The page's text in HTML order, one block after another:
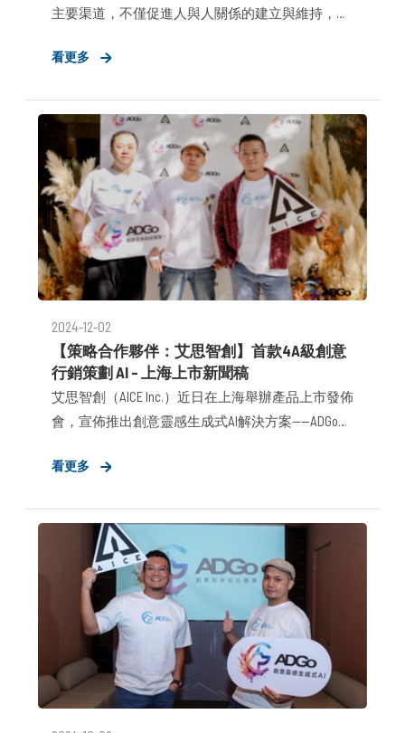
主要渠道，不僅促進人與人關係的建立與維持，對
道。 2025年，是《布爾喬亞公關顧問》邁向第二個
Protico的合作，持續面向未來並建立長遠發展的會
員體制、，打造一個廣受「布爾喬亞之友」青睞的
關鍵平台。
看更多
2024-12-02
【策略合作夥伴：艾思智創】首款4A級創意
行銷策劃 AI – 上海上市新聞稿
艾思智創（AICE Inc.）近日在上海舉辦產品上市發佈
會，宣佈推出創意靈感生成式AI解決方案——ADGo。
「4A級專業水準」的多 AI Agent 系統。
看更多